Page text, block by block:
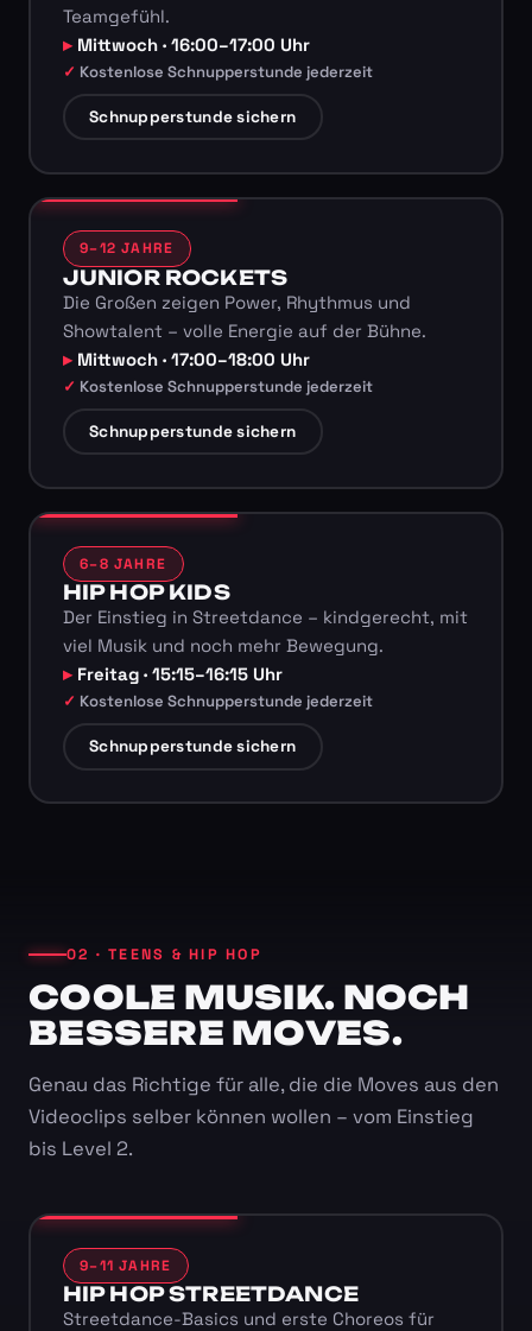
Teamgefühl.
Mittwoch · 16:00–17:00 Uhr
Kostenlose Schnupperstunde jederzeit
Schnupperstunde sichern
9–12 JAHRE
JUNIOR ROCKETS
Die Großen zeigen Power, Rhythmus und
Showtalent – volle Energie auf der Bühne.
Mittwoch · 17:00–18:00 Uhr
Kostenlose Schnupperstunde jederzeit
Schnupperstunde sichern
6–8 JAHRE
HIP HOP KIDS
Der Einstieg in Streetdance – kindgerecht, mit
viel Musik und noch mehr Bewegung.
Freitag · 15:15–16:15 Uhr
Kostenlose Schnupperstunde jederzeit
Schnupperstunde sichern
02 · TEENS & HIP HOP
COOLE MUSIK. NOCH
BESSERE MOVES.
Genau das Richtige für alle, die die Moves aus den
Videoclips selber können wollen – vom Einstieg
bis Level 2.
9–11 JAHRE
HIP HOP STREETDANCE
Streetdance-Basics und erste Choreos für